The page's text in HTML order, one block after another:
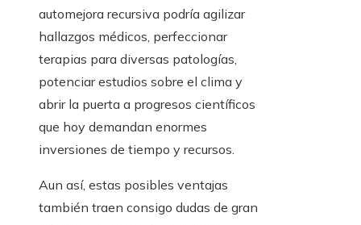
automejora recursiva podría agilizar
hallazgos médicos, perfeccionar
terapias para diversas patologías,
potenciar estudios sobre el clima y
abrir la puerta a progresos científicos
que hoy demandan enormes
inversiones de tiempo y recursos.
Aun así, estas posibles ventajas
también traen consigo dudas de gran